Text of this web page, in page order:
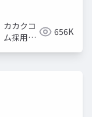
カカクコ
ム採用担
656K